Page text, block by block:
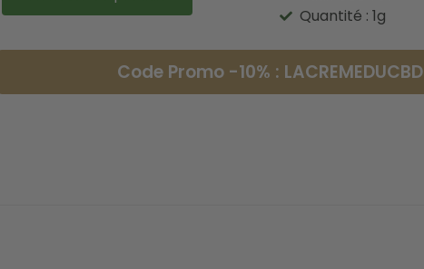
Quantité : 1g
Code Promo -10% : LACREMEDUCBD